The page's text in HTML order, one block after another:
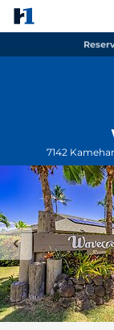
7142